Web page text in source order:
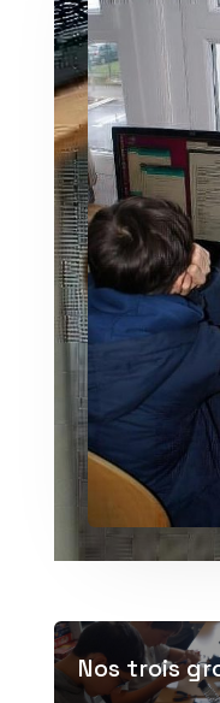
Nos trois